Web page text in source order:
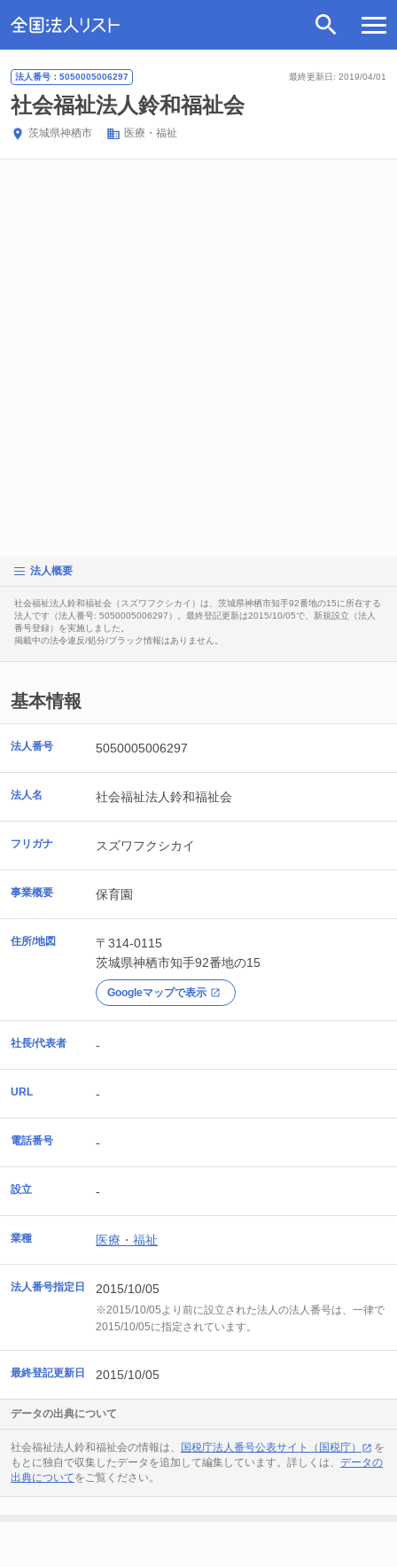
最終更新日: 2019/04/01
法人番号：5050005006297
社会福祉法人鈴和福祉会
茨城県神栖市 医療・福祉
法人概要
社会福祉法人鈴和福祉会（スズワフクシカイ）は、茨城県神栖市知手92番地の15に所在する
法人です（法人番号: 5050005006297）。最終登記更新は2015/10/05で、新規設立（法人
番号登録）を実施しました。
掲載中の法令違反/処分/ブラック情報はありません。
基本情報
法人番号 5050005006297
法人名 社会福祉法人鈴和福祉会
フリガナ スズワフクシカイ
事業概要 保育園
住所/地図
〒314-0115
茨城県神栖市知手92番地の15
Googleマップで表示
社長/代表者 -
URL -
電話番号 -
設立 -
業種 医療・福祉
法人番号指定日 2015/10/05
※2015/10/05より前に設立された法人の法人番号は、一律で
2015/10/05に指定されています。
最終登記更新日 2015/10/05
データの出典について
社会福祉法人鈴和福祉会の情報は、 国税庁法人番号公表サイト（国税庁）
を
もとに独自で収集したデータを追加して編集しています。詳しくは、 データの
出典についてをご覧ください。